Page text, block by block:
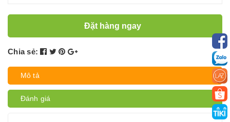
Đặt hàng ngay
Chia sẻ:
Mô tả
Đánh giá